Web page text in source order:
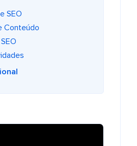
SEO
Conteúdo